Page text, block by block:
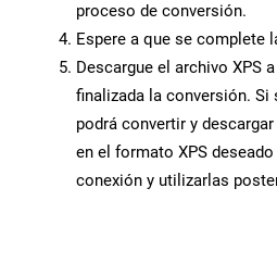
proceso de conversión.
Espere a que se complete
Descargue el archivo XPS
finalizada la conversión. Si
podrá convertir y
en el formato XPS
conexión y utilizarlas